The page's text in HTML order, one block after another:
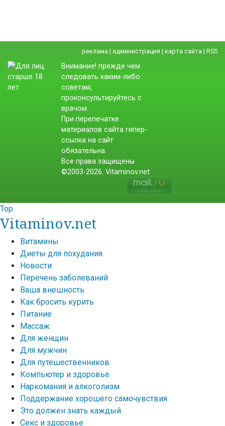
реклама | администрация | карта сайта | RSS
Внимание! прежде чем
следовать каким-либо
советам,
проконсультируйтесь с
врачом.
При перепечатке
материалов сайта гипер-
ссылка на сайт
обязательна.
Все права защищены
©2003-2026. Vitaminov.net
Top
Vitaminov.net
Витамины
Диеты для похудания
Новости
Перечень заболеваний
Ваша внешность
Как бросить курить
Питание
Массаж
Для женщин
Для мужчин
Для путешественников
Компьютер и здоровье
Наркомания и алкоголизм
Поддержание хорошего самочувствия
Это должен знать каждый
Секс и здоровье